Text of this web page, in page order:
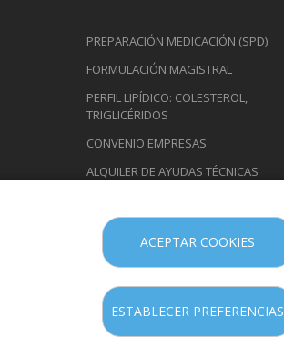
PREPARACIÓN MEDICACIÓN (SPD)
FORMULACIÓN MAGISTRAL
PERFIL LIPÍDICO: COLESTEROL,
TRIGLICÉRIDOS
CONVENIO EMPRESAS
ALQUILER DE AYUDAS TÉCNICAS
GLUCOSA
PERFORACIÓN LÓBULO OREJA
HOMEOPATÍA
ASESORAMIENTO LACTANCIA
CHARLAS PREMAMÁ
ACEPTAR COOKIES
ESTABLECER PREFERENCIAS